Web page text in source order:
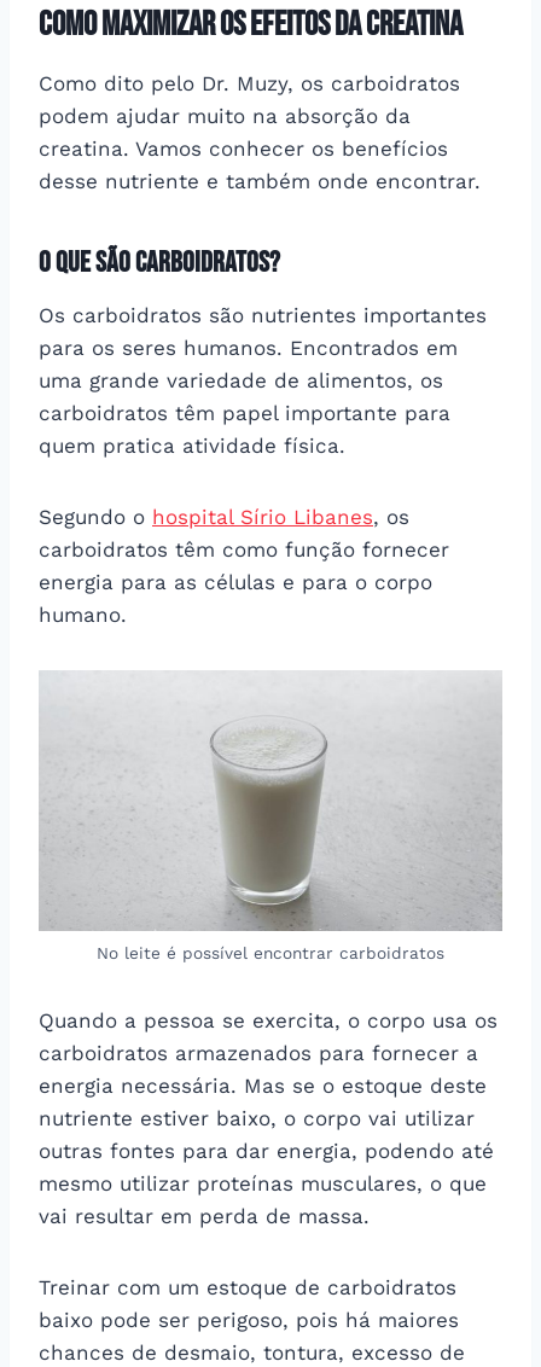
Como maximizar os efeitos da creatina
Como dito pelo Dr. Muzy, os carboidratos
podem ajudar muito na absorção da
creatina. Vamos conhecer os benefícios
desse nutriente e também onde encontrar.
O que são carboidratos?
Os carboidratos são nutrientes importantes
para os seres humanos. Encontrados em
uma grande variedade de alimentos, os
carboidratos têm papel importante para
quem pratica atividade física.
Segundo o hospital Sírio Libanes, os
carboidratos têm como função fornecer
energia para as células e para o corpo
humano.
No leite é possível encontrar carboidratos
Quando a pessoa se exercita, o corpo usa os
carboidratos armazenados para fornecer a
energia necessária. Mas se o estoque deste
nutriente estiver baixo, o corpo vai utilizar
outras fontes para dar energia, podendo até
mesmo utilizar proteínas musculares, o que
vai resultar em perda de massa.
Treinar com um estoque de carboidratos
baixo pode ser perigoso, pois há maiores
chances de desmaio, tontura, excesso de